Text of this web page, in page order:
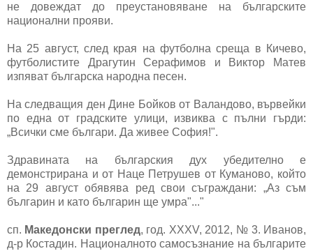
не довеждат до преустановяване на българските
национални прояви.
На 25 август, след края на футболна среща в Кичево,
футболистите Драгутин Серафимов и Виктор Матев
изпяват българска народна песен.
На следващия ден Дине Бойков от Валандово, вървейки
по една от градските улици, извиква с пълни гърди:
„Всички сме българи. Да живее София!".
Здравината на българския дух убедително е
демонстрирана и от Наце Петрушев от Куманово, който
на 29 август обявява ред свои съграждани: „Аз съм
българин и като българин ще умра"..."
сп. Македонски преглед, год. XXXV, 2012, № 3. Иванов,
д-р Костадин. Националното самосъзнание на българите